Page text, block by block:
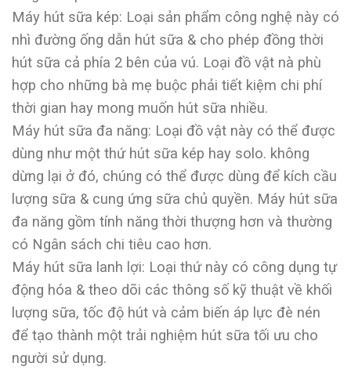
Máy hút sữa kép: Loại sản phẩm công nghệ này có
nhì đường ống dẫn hút sữa & cho phép đồng thời
hút sữa cả phía 2 bên của vú. Loại đồ vật nà phù
hợp cho những bà mẹ buộc phải tiết kiệm chi phí
thời gian hay mong muốn hút sữa nhiều.
Máy hút sữa đa năng: Loại đồ vật này có thể được
dùng như một thứ hút sữa kép hay solo. không
dừng lại ở đó, chúng có thể được dùng để kích cầu
lượng sữa & cung ứng sữa chủ quyền. Máy hút sữa
đa năng gồm tính năng thời thượng hơn và thường
có Ngân sách chi tiêu cao hơn.
Máy hút sữa lanh lợi: Loại thứ này có công dụng tự
động hóa & theo dõi các thông số kỹ thuật về khối
lượng sữa, tốc độ hút và cảm biến áp lực đè nén
để tạo thành một trải nghiệm hút sữa tối ưu cho
người sử dụng.